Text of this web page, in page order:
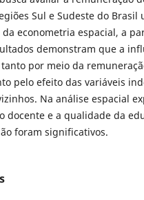
Sul e Sudeste do Brasil
econometria espacial, a
demonstram que a
por meio da
pelo efeito das variáveis
Na análise espacial
docente e a qualidade da
foram significativos.